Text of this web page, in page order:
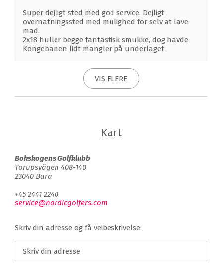
Super dejligt sted med god service. Dejligt
overnatningssted med mulighed for selv at lave
mad.
2x18 huller begge fantastisk smukke, dog havde
Kongebanen lidt mangler på underlaget.
VIS FLERE
Kart
Bokskogens Golfklubb
Torupsvägen 408-140
23040 Bara
+45 2441 2240
service@nordicgolfers.com
Skriv din adresse og få veibeskrivelse: